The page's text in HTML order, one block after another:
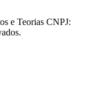
e Teorias CNPJ: